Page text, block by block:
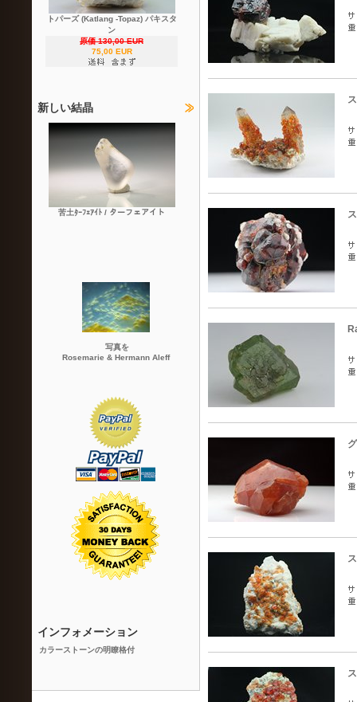
トパーズ (Katlang -Topaz) パキスタ
ン
原価 130,00 EUR
75,00 EUR
新しい結晶
苦土ﾀｰﾌｪｱｲﾄ / ターフェアイト
写真を
Rosemarie & Hermann Aleff
インフォメーション
カラーストーンの明瞭格付